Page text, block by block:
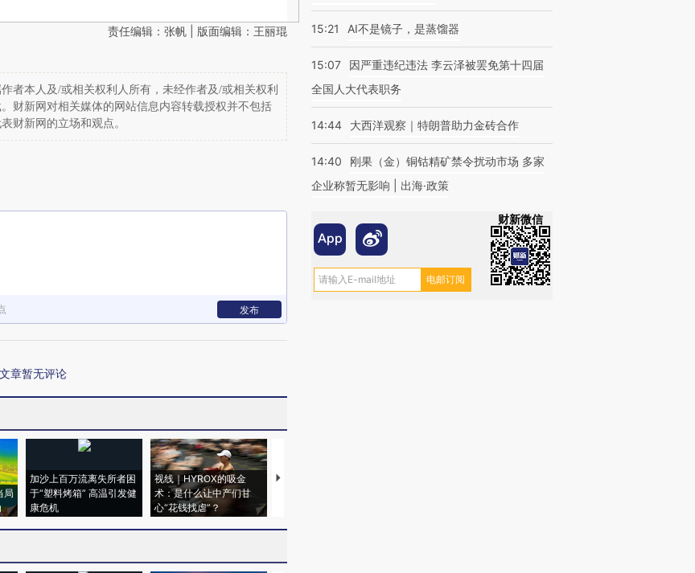
责任编辑：张帆 | 版面编辑：王丽琨
者本人及/或相关权利人所有，未经作者及/或相关权利
财新网对相关媒体的网站信息内容转载授权并不包括
财新网的立场和观点。
发布
章暂无评论
局
加沙上百万流离失所者困
于“塑料烤箱” 高温引发健
康危机
视线｜HYROX的吸金
术：是什么让中产们甘
心“花钱找虐”？
马航飞行员跨国走私7万
15:21 AI不是镜子，是蒸馏器
15:07
因严重违纪违法 李云泽被罢免第十四届
全国人大代表职务
14:44 大西洋观察｜特朗普助力金砖合作
14:40
刚果（金）铜钴精矿禁令扰动市场 多家
企业称暂无影响 | 出海·政策
财新微信